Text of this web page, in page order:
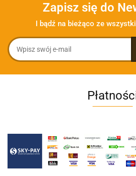
Zapisz się do
I bądź na bieżąco ze